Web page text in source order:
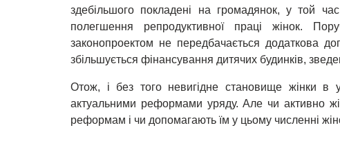
здебільшого покладені на громадянок, у той
полегшення репродуктивної праці жінок.
законопроектом не передбачається додаткова
збільшується фінансування дитячих будинків,
Отож, і без того невигідне становище жінки в
актуальними реформами уряду. Але чи активно
реформам і чи допомагають їм у цьому численні